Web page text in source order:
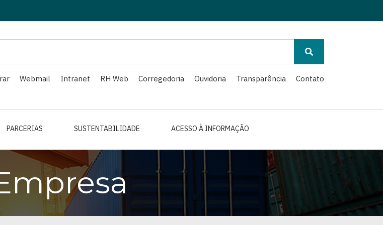
Webmail Intranet RH Web Corregedoria Ouvidoria Transparência Contato
PARCERIAS SUSTENTABILIDADE ACESSO À INFORMAÇÃO